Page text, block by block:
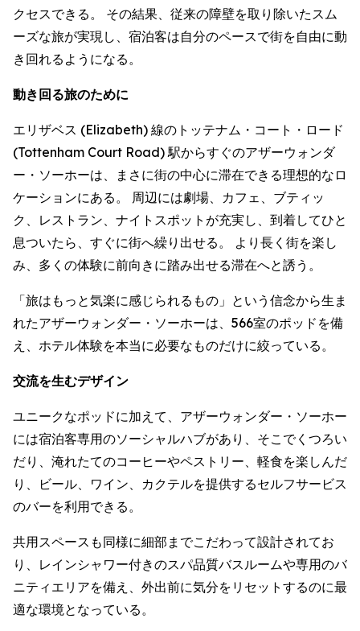
クセスできる。 その結果、従来の障壁を取り除いたスム
ーズな旅が実現し、宿泊客は自分のペースで街を自由に動
き回れるようになる。
動き回る旅のために
エリザベス (Elizabeth) 線のトッテナム・コート・ロード
(Tottenham Court Road) 駅からすぐのアザーウォンダ
ー・ソーホーは、まさに街の中心に滞在できる理想的なロ
ケーションにある。 周辺には劇場、カフェ、ブティッ
ク、レストラン、ナイトスポットが充実し、到着してひと
息ついたら、すぐに街へ繰り出せる。 より長く街を楽し
み、多くの体験に前向きに踏み出せる滞在へと誘う。
「旅はもっと気楽に感じられるもの」という信念から生ま
れたアザーウォンダー・ソーホーは、566室のポッドを備
え、ホテル体験を本当に必要なものだけに絞っている。
交流を生むデザイン
ユニークなポッドに加えて、アザーウォンダー・ソーホー
には宿泊客専用のソーシャルハブがあり、そこでくつろい
だり、淹れたてのコーヒーやペストリー、軽食を楽しんだ
り、ビール、ワイン、カクテルを提供するセルフサービス
のバーを利用できる。
共用スペースも同様に細部までこだわって設計されてお
り、レインシャワー付きのスパ品質バスルームや専用のバ
ニティエリアを備え、外出前に気分をリセットするのに最
適な環境となっている。